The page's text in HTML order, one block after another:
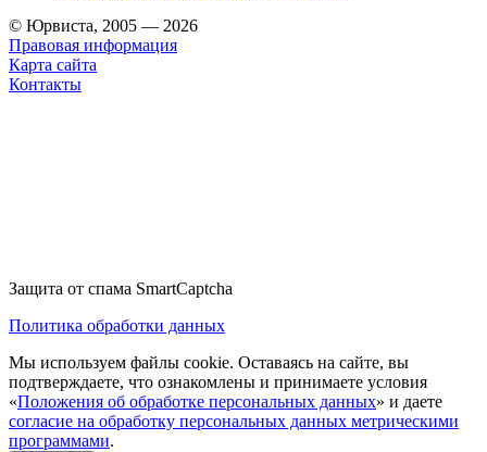
© Юрвиста, 2005 — 2026
Правовая информация
Карта сайта
Контакты
Защита от спама SmartCaptcha
Политика обработки данных
Мы используем файлы cookie. Оставаясь на сайте, вы
подтверждаете, что ознакомлены и принимаете условия
«Положения об обработке персональных данных» и даете
согласие на обработку персональных данных метрическими
программами.